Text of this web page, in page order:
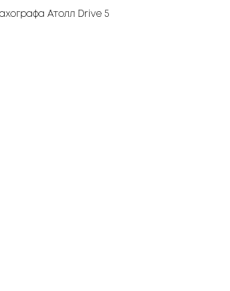
Атолл Drive 5